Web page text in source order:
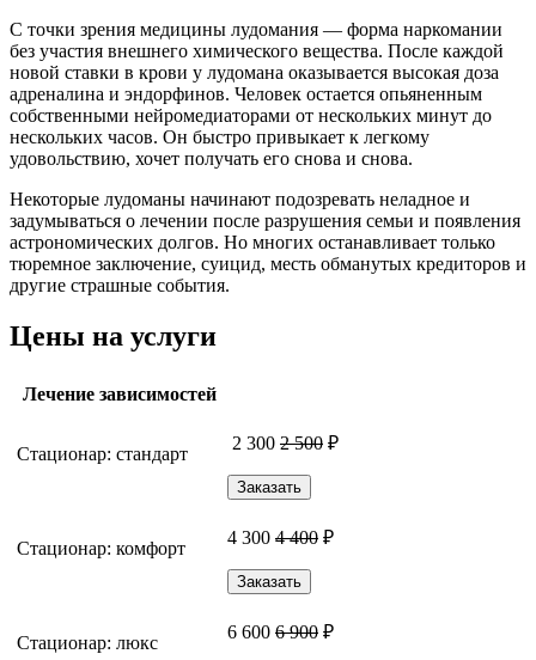
С точки зрения медицины лудомания — форма наркомании
без участия внешнего химического вещества. После каждой
новой ставки в крови у лудомана оказывается высокая доза
адреналина и эндорфинов. Человек остается опьяненным
собственными нейромедиаторами от нескольких минут до
нескольких часов. Он быстро привыкает к легкому
удовольствию, хочет получать его снова и снова.
Некоторые лудоманы начинают подозревать неладное и
задумываться о лечении после разрушения семьи и появления
астрономических долгов. Но многих останавливает только
тюремное заключение, суицид, месть обманутых кредиторов и
другие страшные события.
Цены на услуги
Лечение зависимостей
Стационар: стандарт
2 300 2 500 ₽
Заказать
Стационар: комфорт
4 300 4 400 ₽
Заказать
Стационар: люкс
6 600 6 900 ₽